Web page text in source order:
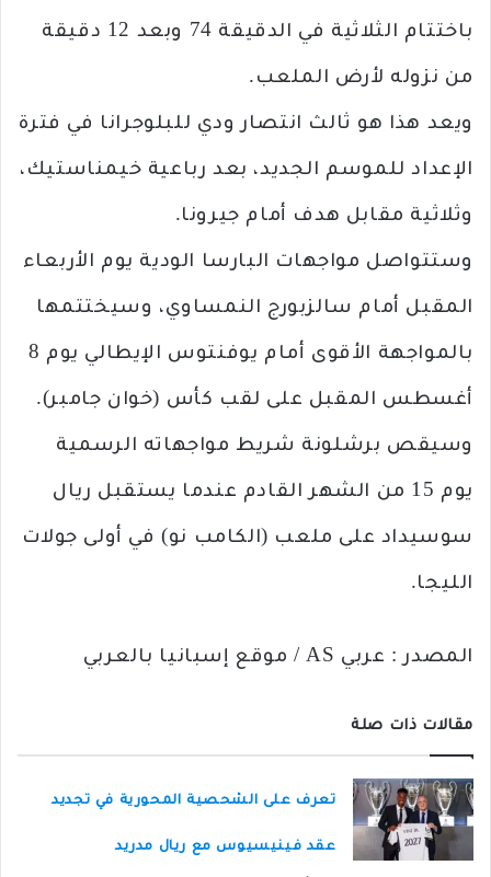
باختتام الثلاثية في الدقيقة 74 وبعد 12 دقيقة
من نزوله لأرض الملعب.
ويعد هذا هو ثالث انتصار ودي للبلوجرانا في فترة
الإعداد للموسم الجديد، بعد رباعية خيمناستيك،
وثلاثية مقابل هدف أمام جيرونا.
وستتواصل مواجهات البارسا الودية يوم الأربعاء
المقبل أمام سالزبورج النمساوي، وسيختتمها
بالمواجهة الأقوى أمام يوفنتوس الإيطالي يوم 8
أغسطس المقبل على لقب كأس (خوان جامبر).
وسيقص برشلونة شريط مواجهاته الرسمية
يوم 15 من الشهر القادم عندما يستقبل ريال
سوسيداد على ملعب (الكامب نو) في أولى جولات
الليجا.
المصدر : عربي AS / موقع إسبانيا بالعربي
مقالات ذات صلة
تعرف على الشحصية المحورية في تجديد
عقد فينيسيوس مع ريال مدريد